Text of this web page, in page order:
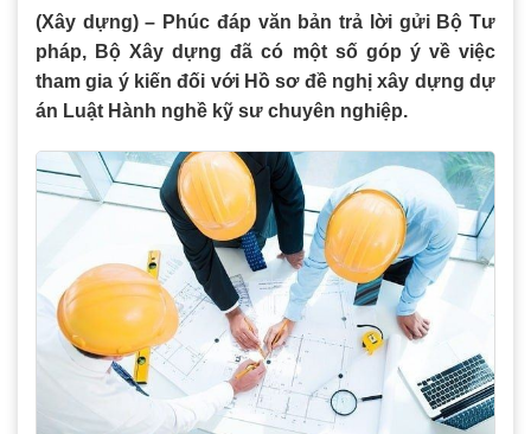
(Xây dựng) – Phúc đáp văn bản trả lời gửi Bộ Tư
pháp, Bộ Xây dựng đã có một số góp ý về việc
tham gia ý kiến đối với Hồ sơ đề nghị xây dựng dự
án Luật Hành nghề kỹ sư chuyên nghiệp.